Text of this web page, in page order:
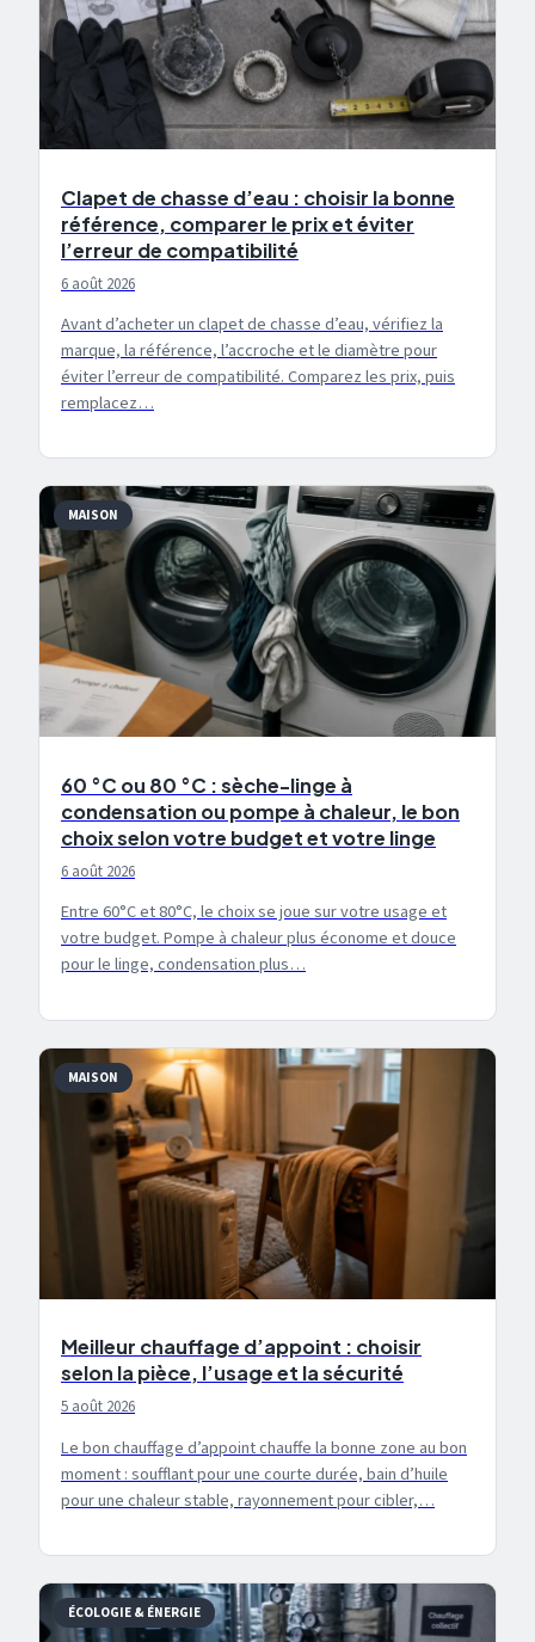
Clapet de chasse d’eau : choisir la bonne
référence, comparer le prix et éviter
l’erreur de compatibilité
6 août 2026
Avant d’acheter un clapet de chasse d’eau, vérifiez la
marque, la référence, l’accroche et le diamètre pour
éviter l’erreur de compatibilité. Comparez les prix, puis
remplacez…
MAISON
60 °C ou 80 °C : sèche-linge à
condensation ou pompe à chaleur, le bon
choix selon votre budget et votre linge
6 août 2026
Entre 60°C et 80°C, le choix se joue sur votre usage et
votre budget. Pompe à chaleur plus économe et douce
pour le linge, condensation plus…
MAISON
Meilleur chauffage d’appoint : choisir
selon la pièce, l’usage et la sécurité
5 août 2026
Le bon chauffage d’appoint chauffe la bonne zone au bon
moment : soufflant pour une courte durée, bain d’huile
pour une chaleur stable, rayonnement pour cibler,…
ÉCOLOGIE & ÉNERGIE